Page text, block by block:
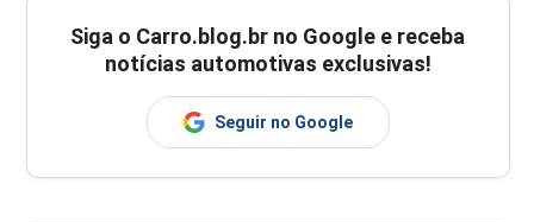
Siga o Carro.blog.br no Google e receba
notícias automotivas exclusivas!
Seguir no Google